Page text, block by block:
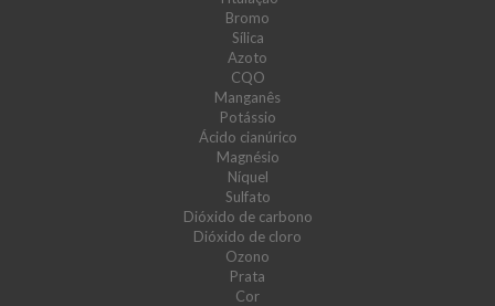
Bromo
Sílica
Azoto
CQO
Manganês
Potássio
Ácido cianúrico
Magnésio
Níquel
Sulfato
Dióxido de carbono
Dióxido de cloro
Ozono
Prata
Cor